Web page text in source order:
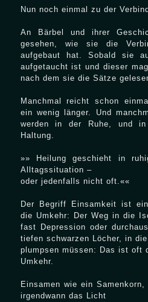
Nun noch einmal zu der
An Bärbel und ihrer
gesehen, wie sie die
aufgebaut hat. Sobald sie
aufgetaucht ist und dieser
nach dem sie die Sätze
Manchmal reicht schon
ein wenig länger. Und
werden in der Ruhe, und
Haltung.
»» Heilung geschieht in
Alltagssituation –
oder jedenfalls nicht oft.««
Der Begriff Einsamkeit ist
die Umkehr: Der Weg in die
fast Depression oder
tiefen schwarzen Löcher, in
plumpsen müssen: Das ist oft
Umkehr.
Einsamen wie ein
irgendwann das Licht